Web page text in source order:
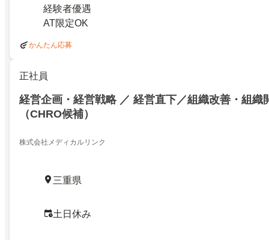
経験者優遇
AT限定OK
かんたん応募
正社員
経営企画・経営戦略 ／ 経営直下／組織改善・組織
（CHRO候補）
株式会社メディカルリンク
三重県
土日休み